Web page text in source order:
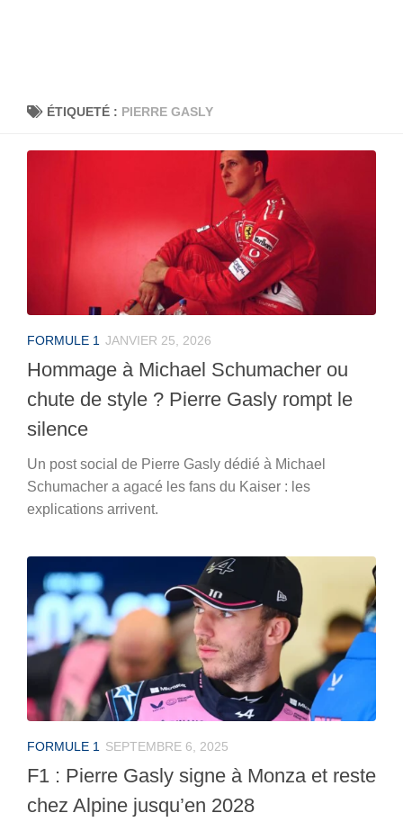
ÉTIQUETÉ : PIERRE GASLY
FORMULE 1 JANVIER 25, 2026
Hommage à Michael Schumacher ou
chute de style ? Pierre Gasly rompt le
silence
Un post social de Pierre Gasly dédié à Michael
Schumacher a agacé les fans du Kaiser : les
explications arrivent.
FORMULE 1 SEPTEMBRE 6, 2025
F1 : Pierre Gasly signe à Monza et reste
chez Alpine jusqu’en 2028